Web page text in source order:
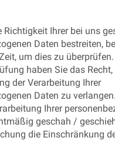
Richtigkeit Ihrer bei uns
Daten bestreiten,
um dies zu
haben Sie das Recht,
der Verarbeitung Ihrer
Daten zu verlangen.
Ihrer
geschah /
die Einschränkung